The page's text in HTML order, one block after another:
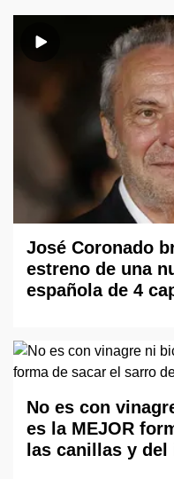
José Coronado
estreno de una
española de 4
No es con
es la MEJOR
las canillas y